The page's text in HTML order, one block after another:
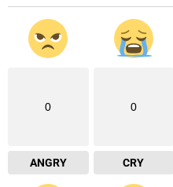
0
ANGRY
0
CRY